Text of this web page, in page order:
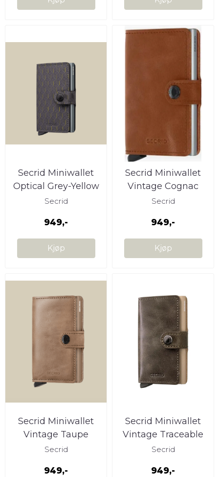
Secrid Miniwallet
Optical Grey-Yellow
Secrid
949,-
Kjøp
Secrid Miniwallet
Vintage Cognac
Silver
Secrid
949,-
Kjøp
Secrid Miniwallet
Vintage Taupe
Secrid
949,-
Secrid Miniwallet
Vintage Traceable
Clay
Secrid
949,-